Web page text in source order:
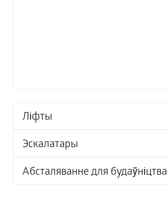
Ліфты
Эскалатары
Абсталяванне для будаўніцтва